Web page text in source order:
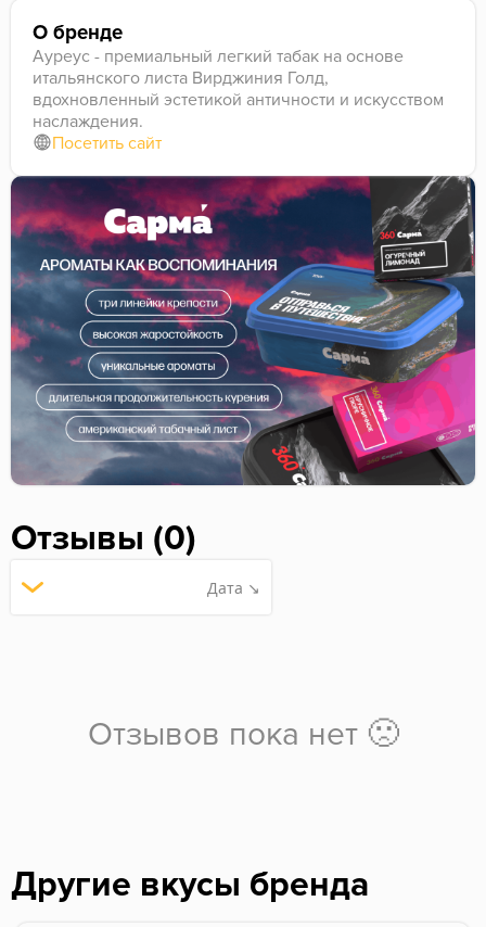
О бренде
Ауреус - премиальный легкий табак на основе
итальянского листа Вирджиния Голд,
вдохновленный эстетикой античности и искусством
наслаждения.
Посетить сайт
Отзывы (0)
Дата ↘
Отзывов пока нет 🙁
Другие вкусы бренда